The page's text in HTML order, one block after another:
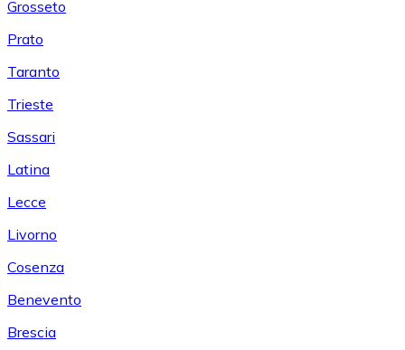
Grosseto
Prato
Taranto
Trieste
Sassari
Latina
Lecce
Livorno
Cosenza
Benevento
Brescia